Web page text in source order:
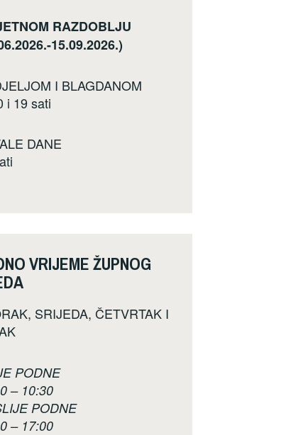
RAZDOBLJU
15.09.2026.)
I BLAGDANOM
i 19 sati
DANE
VRIJEME ŽUPNOG
SRIJEDA, ČETVRTAK I
PODNE
– 10:30
PODNE
– 17:00